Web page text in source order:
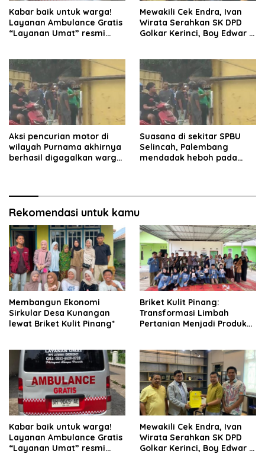
Kabar baik untuk warga!
Layanan Ambulance Gratis
“Layanan Umat” resmi
Mewakili Cek Endra, Ivan
Wirata Serahkan SK DPD
Golkar Kerinci, Boy Edwar :
Aksi pencurian motor di
wilayah Purnama akhirnya
berhasil digagalkan warga.
Suasana di sekitar SPBU
Selincah, Palembang
mendadak heboh pada
Rekomendasi untuk kamu
Membangun Ekonomi
Sirkular Desa Kunangan
lewat Briket Kulit Pinang*
Briket Kulit Pinang:
Transformasi Limbah
Pertanian Menjadi Produk
Kabar baik untuk warga!
Layanan Ambulance Gratis
“Layanan Umat” resmi
Mewakili Cek Endra, Ivan
Wirata Serahkan SK DPD
Golkar Kerinci, Boy Edwar :